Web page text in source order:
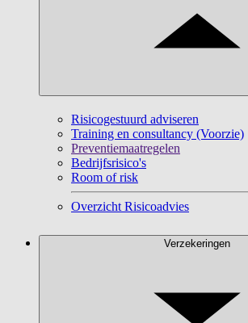
Risicogestuurd adviseren
Training en consultancy (Voorzie)
Preventiemaatregelen
Bedrijfsrisico's
Room of risk
Overzicht Risicoadvies
Verzekeringen